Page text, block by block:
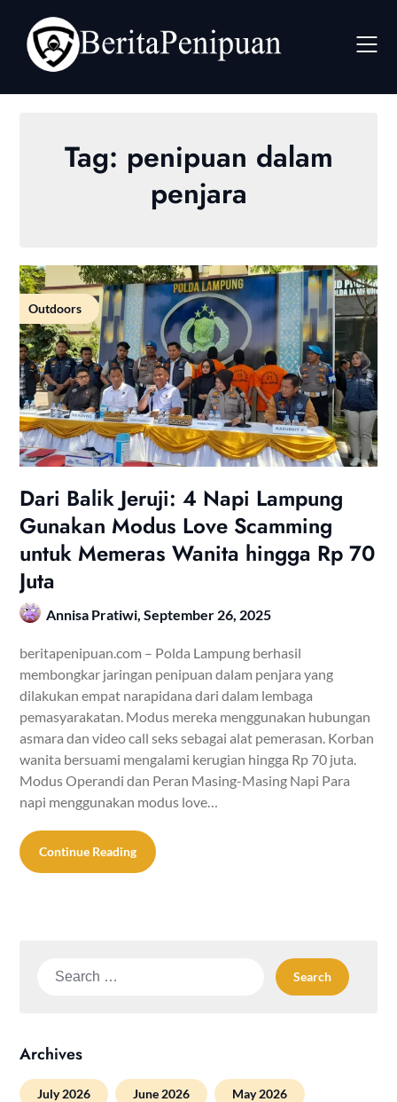
content
Tag: penipuan dalam
penjara
Outdoors
Dari Balik Jeruji: 4 Napi Lampung
Gunakan Modus Love Scamming
untuk Memeras Wanita hingga Rp 70
Juta
Annisa Pratiwi,September 26, 2025
beritapenipuan.com – Polda Lampung berhasil
membongkar jaringan penipuan dalam penjara yang
dilakukan empat narapidana dari dalam lembaga
pemasyarakatan. Modus mereka menggunakan hubungan
asmara dan video call seks sebagai alat pemerasan. Korban
wanita bersuami mengalami kerugian hingga Rp 70 juta.
Modus Operandi dan Peran Masing-Masing Napi Para
napi menggunakan modus love…
Continue Reading
Search
Archives
July 2026 June 2026 May 2026